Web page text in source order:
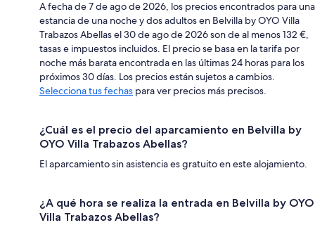
A fecha de 7 de ago de 2026, los precios encontrados para una
estancia de una noche y dos adultos en Belvilla by OYO Villa
Trabazos Abellas el 30 de ago de 2026 son de al menos 132 €,
tasas e impuestos incluidos. El precio se basa en la tarifa por
noche más barata encontrada en las últimas 24 horas para los
próximos 30 días. Los precios están sujetos a cambios.
Selecciona tus fechas para ver precios más precisos.
¿Cuál es el precio del aparcamiento en Belvilla by
OYO Villa Trabazos Abellas?
El aparcamiento sin asistencia es gratuito en este alojamiento.
¿A qué hora se realiza la entrada en Belvilla by OYO
Villa Trabazos Abellas?